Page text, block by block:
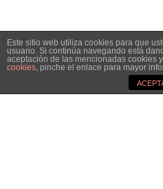
Este sitio web utiliza cookies para que
usuario. Si continúa navegando está
aceptación de las mencionadas cookies
cookies, pinche el enlace para mayor